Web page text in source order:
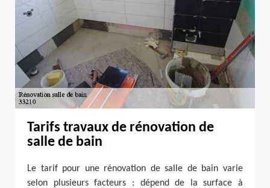
Tarifs travaux de rénovation de
salle de bain
Le tarif pour une rénovation de salle de bain varie
selon plusieurs facteurs : dépend de la surface à